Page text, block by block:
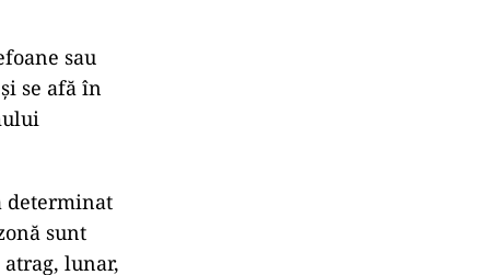
sau
se afă în
determinat
sunt
lunar,